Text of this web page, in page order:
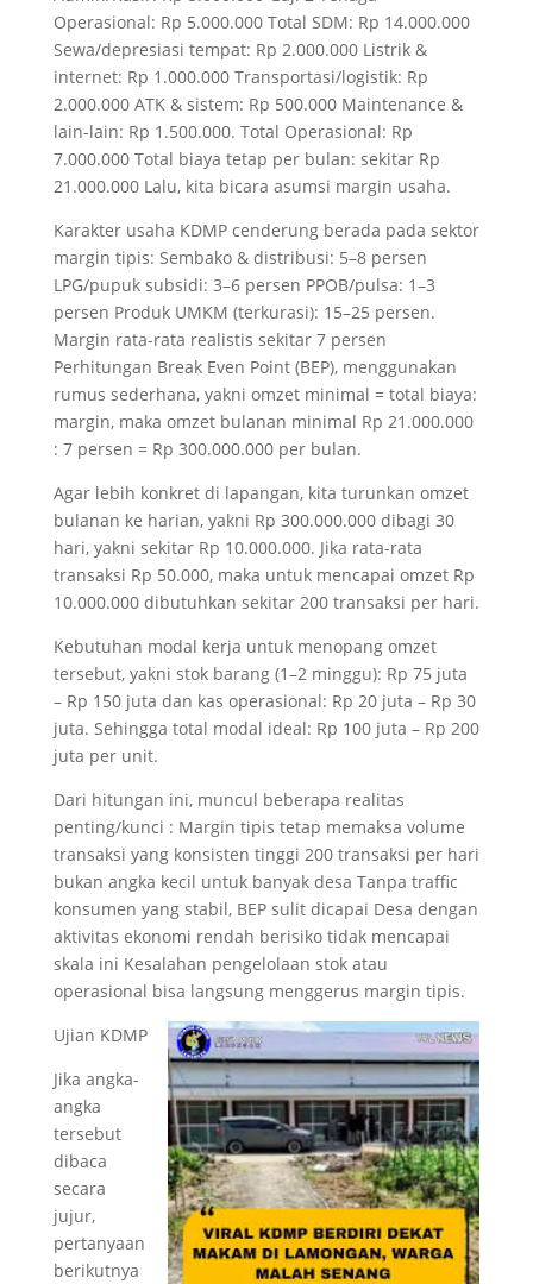
Operasional: Rp 5.000.000 Total SDM: Rp 14.000.000
Sewa/depresiasi tempat: Rp 2.000.000 Listrik &
internet: Rp 1.000.000 Transportasi/logistik: Rp
2.000.000 ATK & sistem: Rp 500.000 Maintenance &
lain-lain: Rp 1.500.000. Total Operasional: Rp
7.000.000 Total biaya tetap per bulan: sekitar Rp
21.000.000 Lalu, kita bicara asumsi margin usaha.
Karakter usaha KDMP cenderung berada pada sektor
margin tipis: Sembako & distribusi: 5–8 persen
LPG/pupuk subsidi: 3–6 persen PPOB/pulsa: 1–3
persen Produk UMKM (terkurasi): 15–25 persen.
Margin rata-rata realistis sekitar 7 persen
Perhitungan Break Even Point (BEP), menggunakan
rumus sederhana, yakni omzet minimal = total biaya:
margin, maka omzet bulanan minimal Rp 21.000.000
: 7 persen = Rp 300.000.000 per bulan.
Agar lebih konkret di lapangan, kita turunkan omzet
bulanan ke harian, yakni Rp 300.000.000 dibagi 30
hari, yakni sekitar Rp 10.000.000. Jika rata-rata
transaksi Rp 50.000, maka untuk mencapai omzet Rp
10.000.000 dibutuhkan sekitar 200 transaksi per hari.
Kebutuhan modal kerja untuk menopang omzet
tersebut, yakni stok barang (1–2 minggu): Rp 75 juta
– Rp 150 juta dan kas operasional: Rp 20 juta – Rp 30
juta. Sehingga total modal ideal: Rp 100 juta – Rp 200
juta per unit.
Dari hitungan ini, muncul beberapa realitas
penting/kunci : Margin tipis tetap memaksa volume
transaksi yang konsisten tinggi 200 transaksi per hari
bukan angka kecil untuk banyak desa Tanpa traffic
konsumen yang stabil, BEP sulit dicapai Desa dengan
aktivitas ekonomi rendah berisiko tidak mencapai
skala ini Kesalahan pengelolaan stok atau
operasional bisa langsung menggerus margin tipis.
Ujian KDMP
Jika angka-
angka
tersebut
dibaca
secara
jujur,
pertanyaan
berikutnya